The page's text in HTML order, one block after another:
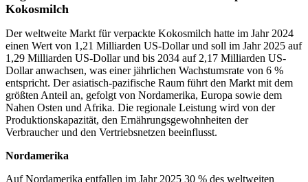
Kokosmilch
Der weltweite Markt für verpackte Kokosmilch hatte im Jahr 2024
einen Wert von 1,21 Milliarden US-Dollar und soll im Jahr 2025 auf
1,29 Milliarden US-Dollar und bis 2034 auf 2,17 Milliarden US-
Dollar anwachsen, was einer jährlichen Wachstumsrate von 6 %
entspricht. Der asiatisch-pazifische Raum führt den Markt mit dem
größten Anteil an, gefolgt von Nordamerika, Europa sowie dem
Nahen Osten und Afrika. Die regionale Leistung wird von der
Produktionskapazität, den Ernährungsgewohnheiten der
Verbraucher und den Vertriebsnetzen beeinflusst.
Nordamerika
Auf Nordamerika entfallen im Jahr 2025 30 % des weltweiten